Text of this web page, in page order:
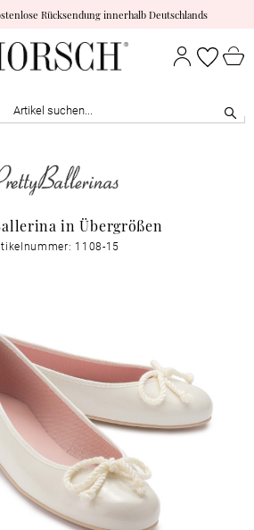
Rücksendung innerhalb Deutschlands
in Übergrößen
1108-15